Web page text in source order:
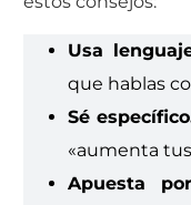
Usa
que hablas
Sé
«aumenta
Apuesta